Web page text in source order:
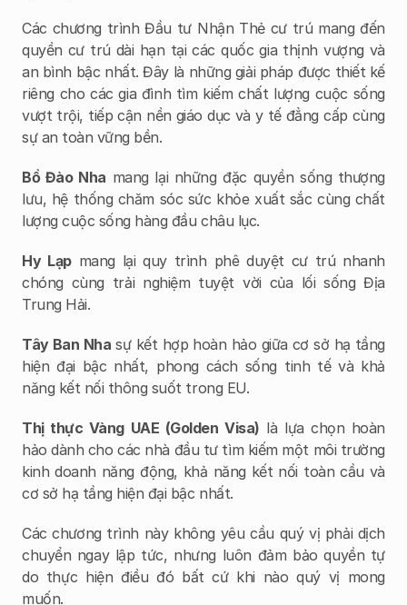
Các chương trình Đầu tư Nhận Thẻ cư trú mang đến
quyền cư trú dài hạn tại các quốc gia thịnh vượng và
an bình bậc nhất. Đây là những giải pháp được thiết kế
riêng cho các gia đình tìm kiếm chất lượng cuộc sống
vượt trội, tiếp cận nền giáo dục và y tế đẳng cấp cùng
sự an toàn vững bền.
Bồ Đào Nha mang lại những đặc quyền sống thượng
lưu, hệ thống chăm sóc sức khỏe xuất sắc cùng chất
lượng cuộc sống hàng đầu châu lục.
Hy Lạp mang lại quy trình phê duyệt cư trú nhanh
chóng cùng trải nghiệm tuyệt vời của lối sống Địa
Trung Hải.
Tây Ban Nha sự kết hợp hoàn hảo giữa cơ sở hạ tầng
hiện đại bậc nhất, phong cách sống tinh tế và khả
năng kết nối thông suốt trong EU.
Thị thực Vàng UAE (Golden Visa) là lựa chọn hoàn
hảo dành cho các nhà đầu tư tìm kiếm một môi trường
kinh doanh năng động, khả năng kết nối toàn cầu và
cơ sở hạ tầng hiện đại bậc nhất.
Các chương trình này không yêu cầu quý vị phải dịch
chuyển ngay lập tức, nhưng luôn đảm bảo quyền tự
do thực hiện điều đó bất cứ khi nào quý vị mong
muốn.